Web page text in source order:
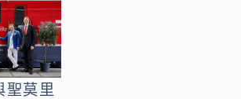
聖莫里